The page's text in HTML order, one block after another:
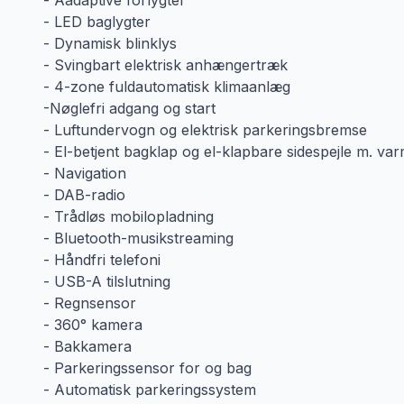
- LED baglygter
- Dynamisk blinklys
- Svingbart elektrisk anhængertræk
- 4-zone fuldautomatisk klimaanlæg
-Nøglefri adgang og start
- Luftundervogn og elektrisk parkeringsbremse
- El-betjent bagklap og el-klapbare sidespejle m.
- Navigation
- DAB-radio
- Trådløs mobilopladning
- Bluetooth-musikstreaming
- Håndfri telefoni
- USB-A tilslutning
- Regnsensor
- 360° kamera
- Bakkamera
- Parkeringssensor for og bag
- Automatisk parkeringssystem